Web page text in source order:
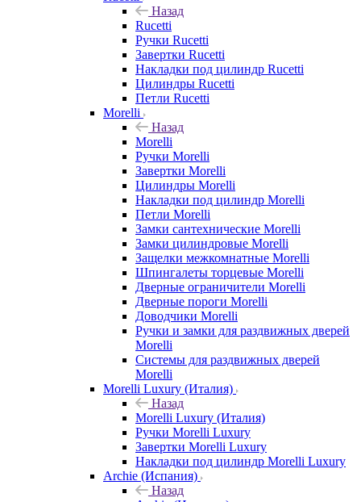
Назад
Rucetti
Ручки Rucetti
Завертки Rucetti
Накладки под цилиндр Rucetti
Цилиндры Rucetti
Петли Rucetti
Morelli
Назад
Morelli
Ручки Morelli
Завертки Morelli
Цилиндры Morelli
Накладки под цилиндр Morelli
Петли Morelli
Замки сантехнические Morelli
Замки цилиндровые Morelli
Защелки межкомнатные Morelli
Шпингалеты торцевые Morelli
Дверные ограничители Morelli
Дверные пороги Morelli
Доводчики Morelli
Ручки и замки для раздвижных дверей
Morelli
Системы для раздвижных дверей
Morelli
Morelli Luxury (Италия)
Назад
Morelli Luxury (Италия)
Ручки Morelli Luxury
Завертки Morelli Luxury
Накладки под цилиндр Morelli Luxury
Archie (Испания)
Назад